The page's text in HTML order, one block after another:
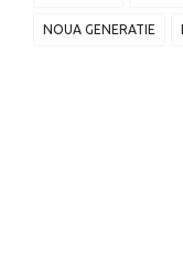
NOUA GENERATIE